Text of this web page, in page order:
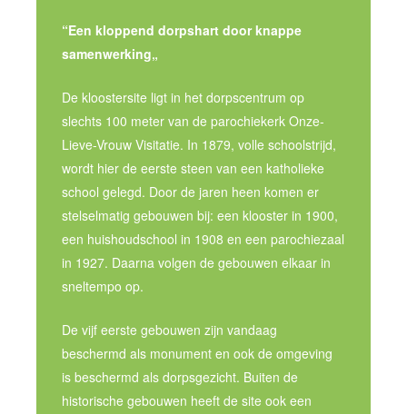
“Een kloppend dorpshart door knappe
samenwerking„
De kloostersite ligt in het dorpscentrum op
slechts 100 meter van de parochiekerk Onze-
Lieve-Vrouw Visitatie. In 1879, volle schoolstrijd,
wordt hier de eerste steen van een katholieke
school gelegd. Door de jaren heen komen er
stelselmatig gebouwen bij: een klooster in 1900,
een huishoudschool in 1908 en een parochiezaal
in 1927. Daarna volgen de gebouwen elkaar in
sneltempo op.
De vijf eerste gebouwen zijn vandaag
beschermd als monument en ook de omgeving
is beschermd als dorpsgezicht. Buiten de
historische gebouwen heeft de site ook een